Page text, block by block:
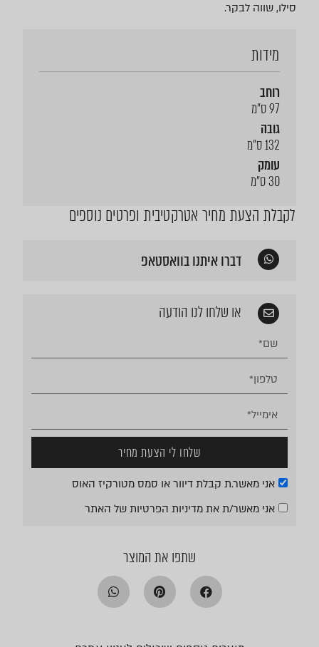
סילו, שווה לבקר.
מידות
רוחב
97 ס"מ
גובה
132 ס"מ
עומק
30 ס"מ
לקבלת הצעת מחיר אטרקטיבית ופרטים נוספים
דברו איתנו בוואסטאפ
או שלחו לנו הודעה
אני מאשר.ת קבלת דיוור או סמס מטורקיז האוס
אני מאשר/ת את מדיניות הפרטיותשל האתר
שלחו לי הצעת מחיר
שתפו את המוצר